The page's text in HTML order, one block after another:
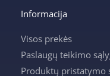
Informacija
Visos prekės
Paslaugų teikimo
Produktų pristatymo